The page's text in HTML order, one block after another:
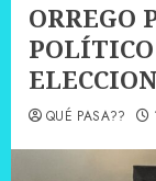
ORREGO
QUÉ PASA??